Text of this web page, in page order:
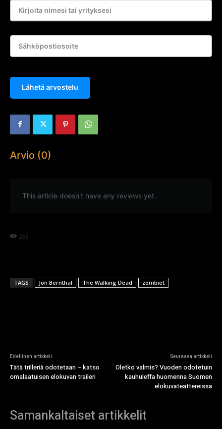
Lähetä arvostelu
Arvio (0)
This article doesn't have any reviews yet.
255
TAGS Jon Bernthal The Walking Dead zombiet
Edellinen artikkeli
Tätä trilleriä odotetaan – katso
omalaatuisen elokuvan traileri
Seuraava artikkeli
Oletko valmis? Vuoden odotetuin
kauhuleffa huomenna Suomen
elokuvateattereissa
Samankaltaiset artikkelit